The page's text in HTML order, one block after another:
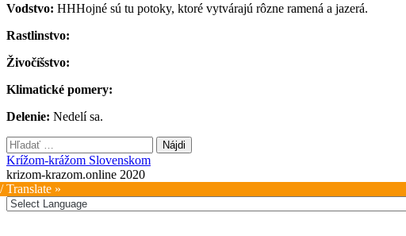
Vodstvo: HHHojné sú tu potoky, ktoré vytvárajú rôzne ramená a jazerá.
Rastlinstvo:
Živočíšstvo:
Klimatické pomery:
Delenie: Nedelí sa.
Hľadať:
Krížom-krážom Slovenskom
krizom-krazom.online 2020
Translate »